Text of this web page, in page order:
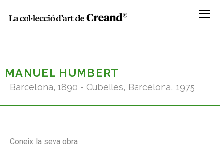
Menú
MANUEL HUMBERT
Barcelona, 1890 - Cubelles, Barcelona, 1975
Coneix la seva obra